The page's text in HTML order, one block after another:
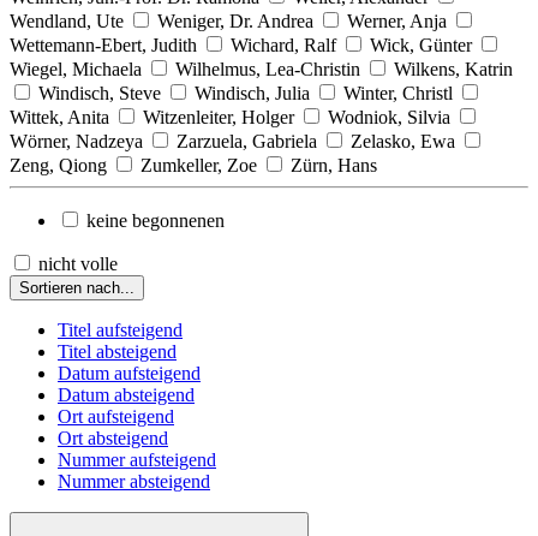
Wendland, Ute
Weniger, Dr. Andrea
Werner, Anja
Wettemann-Ebert, Judith
Wichard, Ralf
Wick, Günter
Wiegel, Michaela
Wilhelmus, Lea-Christin
Wilkens, Katrin
Windisch, Steve
Windisch, Julia
Winter, Christl
Wittek, Anita
Witzenleiter, Holger
Wodniok, Silvia
Wörner, Nadzeya
Zarzuela, Gabriela
Zelasko, Ewa
Zeng, Qiong
Zumkeller, Zoe Zürn, Hans
keine begonnenen
nicht volle
Sortieren nach...
Titel aufsteigend
Titel absteigend
Datum aufsteigend
Datum absteigend
Ort aufsteigend
Ort absteigend
Nummer aufsteigend
Nummer absteigend